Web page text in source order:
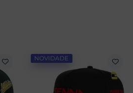
NOVIDADE